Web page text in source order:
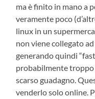
ma è finito in mano a
veramente poco
linux in un
non viene collegato
generando quindi
probabilmente troppo
scarso guadagno.
venderlo solo online.